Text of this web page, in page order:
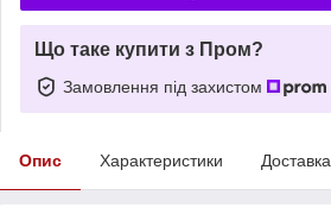
Що таке купити з Пром?
Замовлення під захистом
Опис Характеристики Доставка